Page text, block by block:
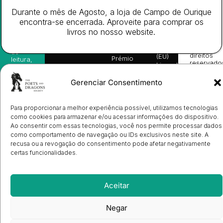
Gerenciar Consentimento
Para proporcionar a melhor experiência possível, utilizamos tecnologias
como cookies para armazenar e/ou acessar informações do dispositivo.
Ao consentir com essas tecnologias, você nos permite processar dados
como comportamento de navegação ou IDs exclusivos neste site. A
recusa ou a revogação do consentimento pode afetar negativamente
certas funcionalidades.
Aceitar
Negar
info@poetsandragons.com
Infantil
Adulto
Bookshop
Editora
Books
in
English
Prémio
Ulysses
Nós
Manuscritos
Candidatura
de
Ilustradores
Registo
de
Venda
Política de
privacidade
(EU)
Livro de
Eletrónico
e
receba
de
leitura,
novidades
sobre
lançamentos,
vantagens
e
avisos
diretamente
no seu
e-mail.
Subscrever
On
Labs
©
direitos
Durante o mês de Agosto, a loja de Campo de Ourique
encontra-se encerrada. Aproveite para comprar os
livros no nosso website.